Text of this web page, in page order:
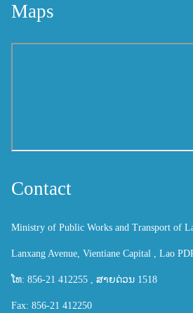
Maps
Contact
Ministry of Public Works and Transport of
Lanxang Avenue, Vientiane Capital , Lao
ໂທ: 856-21 412255 , ສາຍດ່ວນ 1518
Fax: 856-21 412250